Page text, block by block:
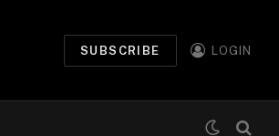
SUBSCRIBE LOGIN